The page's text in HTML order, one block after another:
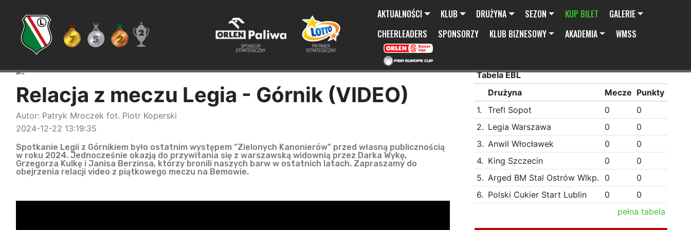
AKTUALNOŚCI KLUB DRUŻYNA SEZON KUP BILET
GALERIE
CHEERLEADERS
SPONSORZY KLUB BIZNESOWY AKADEMIA WMSS
Relacja z meczu Legia - Górnik (VIDEO)
Autor: Patryk Mroczek fot. Piotr Koperski
2024-12-22 13:19:35
Spotkanie Legii z Górnikiem było ostatnim występem "Zielonych Kanonierów" przed własną publicznością
w roku 2024. Jednocześnie okazją do przywitania się z warszawską widownią przez Darka Wykę,
Grzegorza Kulkę i Janisa Berzinsa, którzy bronili naszych barw w ostatnich latach. Zapraszamy do
obejrzenia relacji video z piątkowego meczu na Bemowie.
Tabela EBL
Drużyna
Mecze Punkty
1.
Trefl Sopot 0
0
2. Legia Warszawa 0
0
3. Anwil Włocławek 0
0
4. King Szczecin 0
0
5. Arged BM Stal Ostrów Wlkp. 0
0
6. Polski Cukier Start Lublin 0
0
pełna tabela